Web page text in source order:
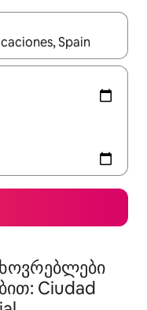
ნავიგაციისთვის
Ciudad